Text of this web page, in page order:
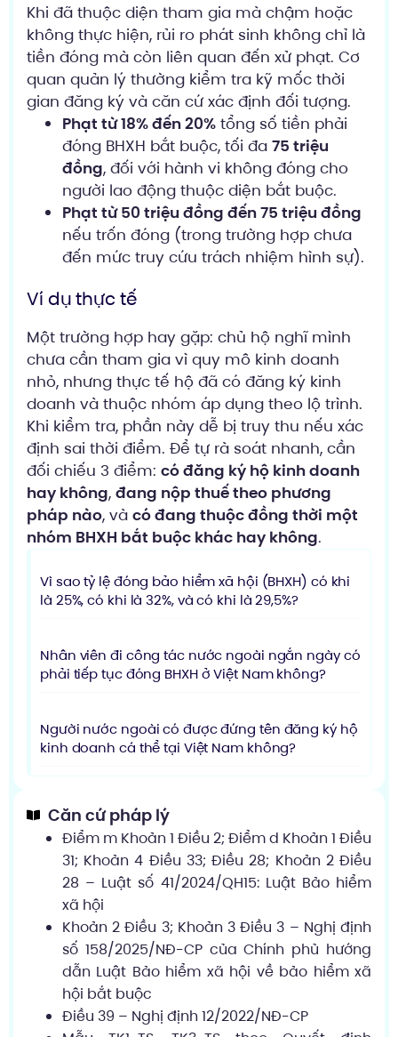
Khi đã thuộc diện tham gia mà chậm hoặc
không thực hiện, rủi ro phát sinh không chỉ là
tiền đóng mà còn liên quan đến xử phạt. Cơ
quan quản lý thường kiểm tra kỹ mốc thời
gian đăng ký và căn cứ xác định đối tượng.
Phạt từ 18% đến 20% tổng số tiền phải
đóng BHXH bắt buộc, tối đa 75 triệu
đồng, đối với hành vi không đóng cho
người lao động thuộc diện bắt buộc.
Phạt từ 50 triệu đồng đến 75 triệu đồng
nếu trốn đóng (trong trường hợp chưa
đến mức truy cứu trách nhiệm hình sự).
Ví dụ thực tế
Một trường hợp hay gặp: chủ hộ nghĩ mình
chưa cần tham gia vì quy mô kinh doanh
nhỏ, nhưng thực tế hộ đã có đăng ký kinh
doanh và thuộc nhóm áp dụng theo lộ trình.
Khi kiểm tra, phần này dễ bị truy thu nếu xác
định sai thời điểm. Để tự rà soát nhanh, cần
đối chiếu 3 điểm: có đăng ký hộ kinh doanh
hay không, đang nộp thuế theo phương
pháp nào, và có đang thuộc đồng thời một
nhóm BHXH bắt buộc khác hay không.
Vì sao tỷ lệ đóng bảo hiểm xã hội (BHXH) có khi
là 25%, có khi là 32%, và có khi là 29,5%?
Nhân viên đi công tác nước ngoài ngắn ngày có
phải tiếp tục đóng BHXH ở Việt Nam không?
Người nước ngoài có được đứng tên đăng ký hộ
kinh doanh cá thể tại Việt Nam không?
Căn cứ pháp lý
Điểm m Khoản 1 Điều 2; Điểm d Khoản 1 Điều
31; Khoản 4 Điều 33; Điều 28; Khoản 2 Điều
28 – Luật số 41/2024/QH15: Luật Bảo hiểm
xã hội
Khoản 2 Điều 3; Khoản 3 Điều 3 – Nghị định
số 158/2025/NĐ-CP của Chính phủ hướng
dẫn Luật Bảo hiểm xã hội về bảo hiểm xã
hội bắt buộc
Điều 39 – Nghị định 12/2022/NĐ-CP